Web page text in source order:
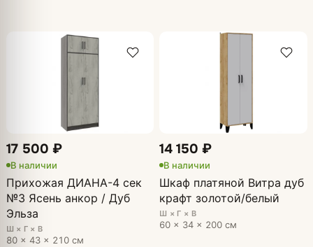
17 500 ₽
В наличии
Прихожая ДИАНА-4 сек
№3 Ясень анкор / Дуб
Эльза
Ш × Г × В
80 × 43 × 210 см
14 150 ₽
В наличии
Шкаф платяной Витра дуб
крафт золотой/белый
Ш × Г × В
60 × 34 × 200 см